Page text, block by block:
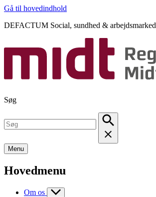
Gå til hovedindhold
DEFACTUM Social, sundhed & arbejdsmarked
Søg
Menu
Hovedmenu
Om os